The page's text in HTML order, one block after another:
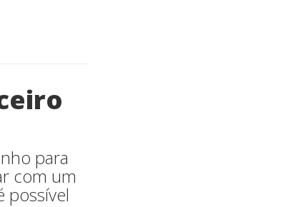
para
com um
possível